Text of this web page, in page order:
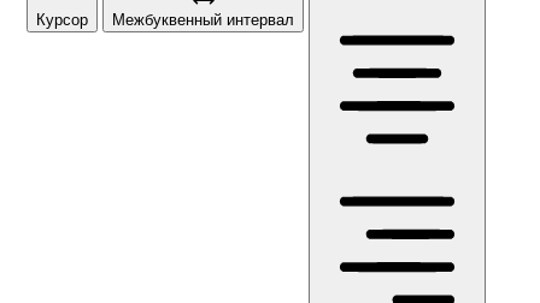
Курсор Межбуквенный интервал